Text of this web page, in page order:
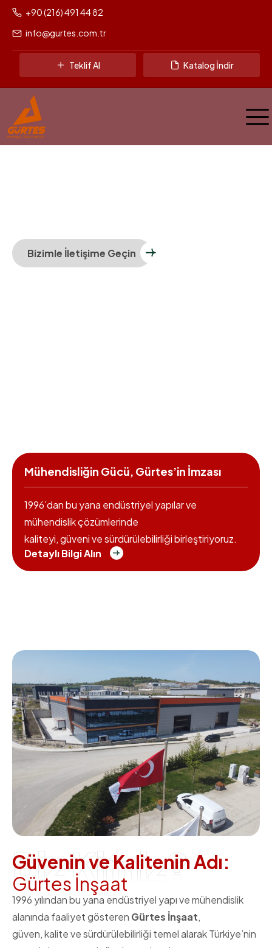
+90 (216) 491 44 82
info@gurtes.com.tr
Teklif Al Katalog İndir
Bizimle İletişime Geçin
Mühendisliğin Gücü, Gürtes’in İmzası
1996’dan bu yana endüstriyel yapılar ve
mühendislik çözümlerinde
kaliteyi, güveni ve sürdürülebilirliği birleştiriyoruz.
Detaylı Bilgi Alın
Biz Kimiz?
GüveninveKaliteninAdı:
Gürtes İnşaat
1996 yılından bu yana endüstriyel yapı ve mühendislik
alanında faaliyet gösteren Gürtes İnşaat,
güven, kalite ve sürdürülebilirliği temel alarak Türkiye’nin